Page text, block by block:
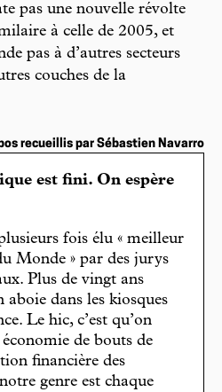
pas une nouvelle révolte
à celle de 2005, et
pas à d’autres secteurs
couches de la
recueillis par Sébastien Navarro
est fini. On espère
fois élu « meilleur
Monde » par des jurys
Plus de vingt ans
aboie dans les kiosques
Le hic, c’est qu’on
de bouts de
financière des
genre est chaque